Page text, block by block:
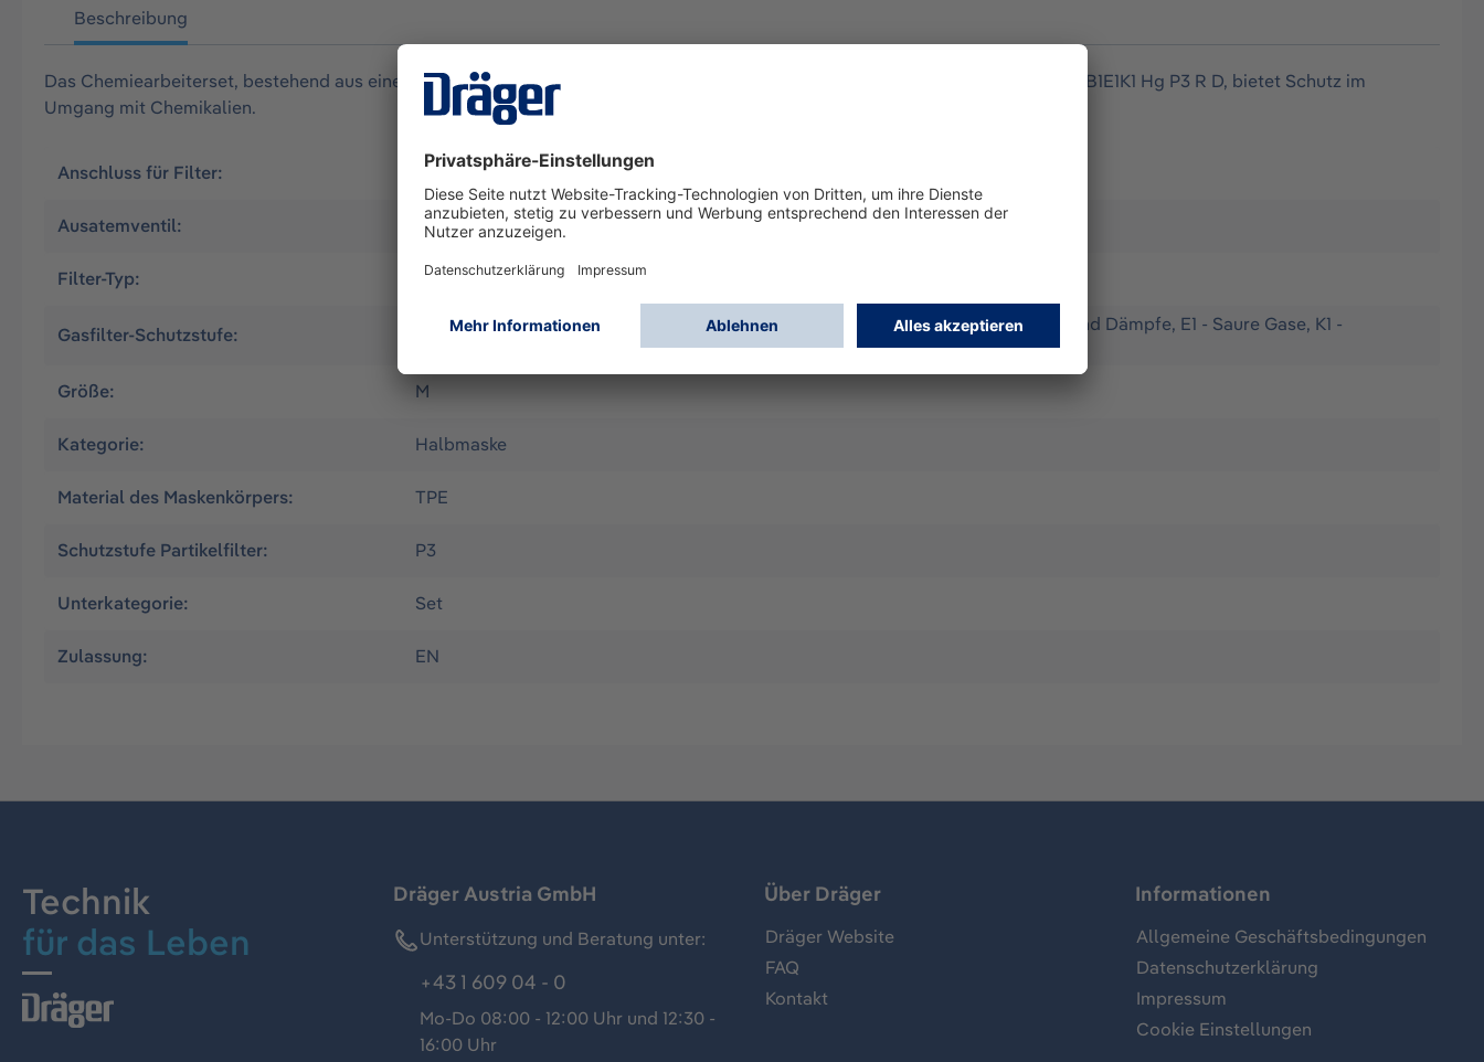
Beschreibung
Das Chemiearbeiterset, bestehend aus einer Zweifilter-Halbmaske X-plore 3300 in Größe M und zwei Bajonettfiltern X-plore A1B1E1K1 Hg P3 R D, bietet Schutz im
Umgang mit Chemikalien.
Anschluss für Filter: Bayonet (Twin-filter)
Ausatemventil: Ja
Filter-Typ: Kombi-Filter
Gasfilter-Schutzstufe:
A1 - Organische Gase und Dämpfe (Siedepunkt > 65°C), B1 - Anorganische Gase und Dämpfe, E1 - Saure Gase, K1 -
Ammoniak und organische Ammoniakderivate
Größe:
M
Kategorie: Halbmaske
Material des Maskenkörpers: TPE
Schutzstufe Partikelfilter: P3
Unterkategorie: Set
Zulassung: EN
Technik
für das Leben
Dräger Austria GmbH
Unterstützung und Beratung unter:
+43 1 609 04 - 0
Mo-Do 08:00 - 12:00 Uhr und 12:30 -
16:00 Uhr
Über Dräger
Dräger Website
FAQ
Kontakt
Informationen
Allgemeine Geschäftsbedingungen
Datenschutzerklärung
Impressum
Cookie Einstellungen